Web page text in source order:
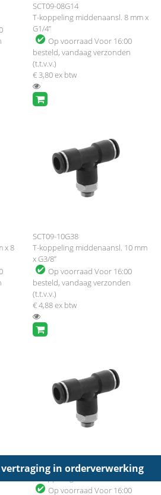
in orderverwerking
SCT09-08G14
T-koppeling middenaansl. 8 mm x
G1/4”
Op voorraad Voor 16:00
besteld, vandaag verzonden
(t.t.v.v.)
€ 3,80ex btw
x 8
SCT09-10G38
T-koppeling middenaansl. 10 mm
x G3/8”
Op voorraad Voor 16:00
besteld, vandaag verzonden
(t.t.v.v.)
€ 4,88ex btw
10
SCT09-06G14
T-koppeling 6mm x G1/4"
Op voorraad Voor 16:00